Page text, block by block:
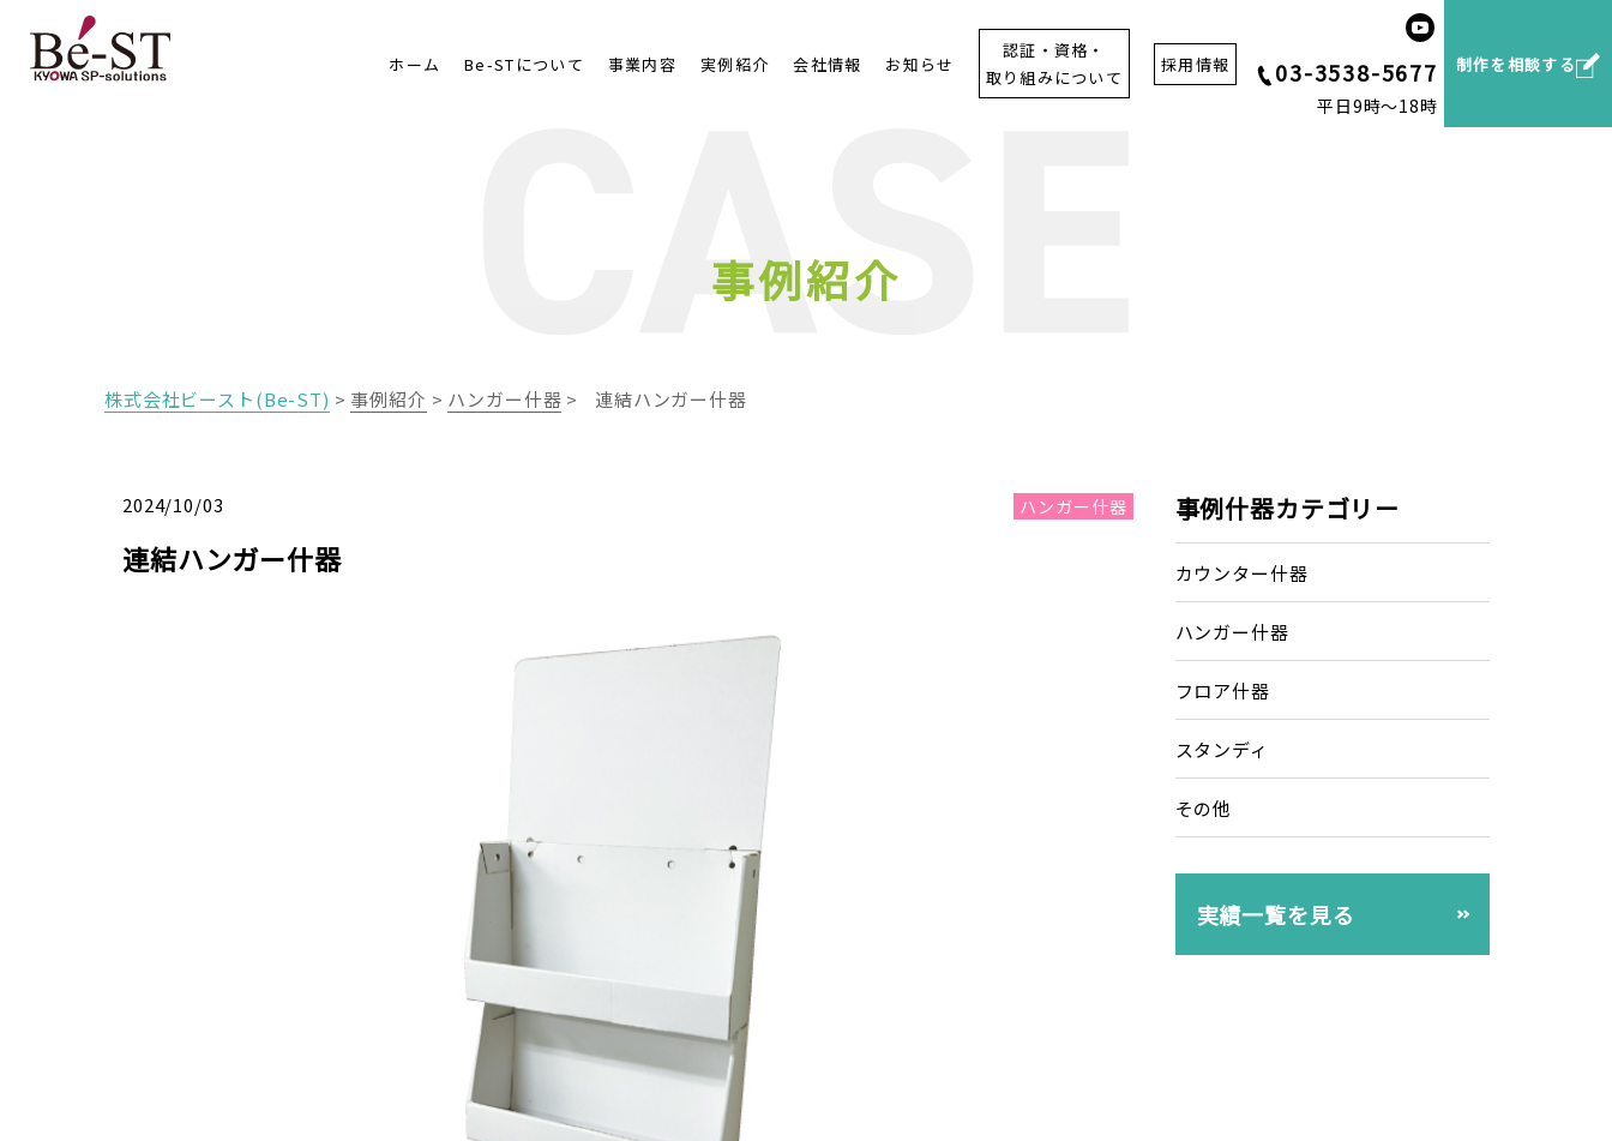
ホーム Be-STについて 事業内容 実例紹介 会社情報 お知らせ
認証・資格・
取り組みについて
採用情報 03-3538-5677
平日9時～18時
制作を相談する
事例紹介
株式会社ビースト(Be-ST) >事例紹介 > ハンガー什器 > 連結ハンガー什器
2024/10/03 ハンガー什器
連結ハンガー什器
事例什器カテゴリー
カウンター什器
ハンガー什器
フロア什器
スタンディ
その他
実績一覧を見る